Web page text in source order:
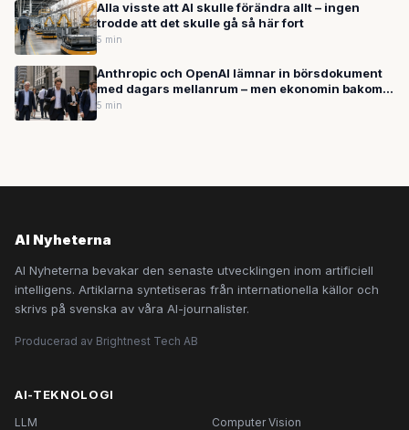
Alla visste att AI skulle förändra allt – ingen
trodde att det skulle gå så här fort
5 min
Anthropic och OpenAI lämnar in börsdokument
med dagars mellanrum – men ekonomin bakom
miljardvärderingarna skaver
5 min
AI Nyheterna
AI Nyheterna bevakar den senaste utvecklingen inom artificiell
intelligens. Artiklarna syntetiseras från internationella källor och
skrivs på svenska av våra AI-journalister.
Producerad av Brightnest Tech AB
AI-TEKNOLOGI
LLM
Computer Vision